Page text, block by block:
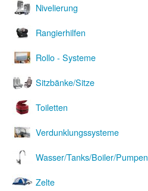
Nivelierung
Rangierhilfen
Rollo - Systeme
Sitzbänke/Sitze
Toiletten
Verdunklungssysteme
Wasser/Tanks/Boiler/Pumpen
Zelte